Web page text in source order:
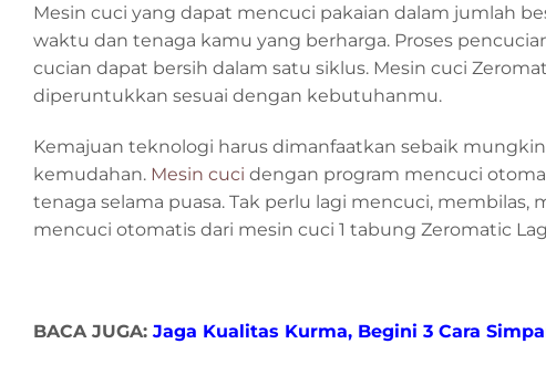
Mesin cuci yang dapat mencuci pakaian dalam jumlah
waktu dan tenaga kamu yang berharga. Proses
cucian dapat bersih dalam satu siklus. Mesin cuci
diperuntukkan sesuai dengan kebutuhanmu.
Kemajuan teknologi harus dimanfaatkan sebaik
kemudahan. Mesin cuci dengan program mencuci
tenaga selama puasa. Tak perlu lagi mencuci,
mencuci otomatis dari mesin cuci 1 tabung Zeromatic
BACA JUGA: Jaga Kualitas Kurma, Begini 3 Cara